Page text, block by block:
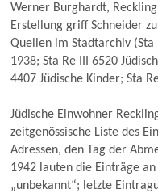
Werner Burghardt,
Erstellung griff Schneider
Quellen im Stadtarchiv (Sta
1938; Sta Re III 6520
4407 Jüdische Kinder; Sta
Jüdische Einwohner
zeitgenössische Liste des
Adressen, den Tag der
1942 lauten die Einträge
„unbekannt“; letzte